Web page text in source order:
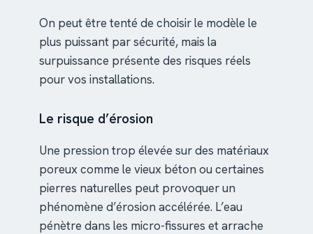
On peut être tenté de choisir le modèle le
plus puissant par sécurité, mais la
surpuissance présente des risques réels
pour vos installations.
Le risque d’érosion
Une pression trop élevée sur des matériaux
poreux comme le vieux béton ou certaines
pierres naturelles peut provoquer un
phénomène d’érosion accélérée. L’eau
pénètre dans les micro-fissures et arrache